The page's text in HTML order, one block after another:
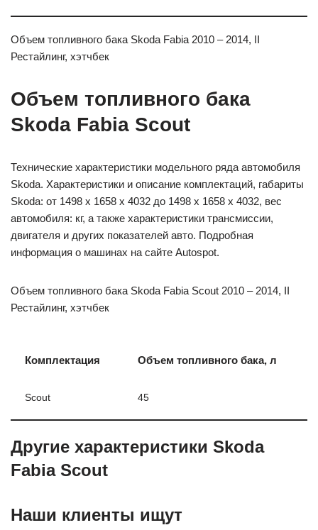
Объем топливного бака Skoda Fabia 2010 – 2014, II
Рестайлинг, хэтчбек
Объем топливного бака
Skoda Fabia Scout
Технические характеристики модельного ряда автомобиля
Skoda. Характеристики и описание комплектаций, габариты
Skoda: от 1498 x 1658 x 4032 до 1498 x 1658 x 4032, вес
автомобиля: кг, а также характеристики трансмиссии,
двигателя и других показателей авто. Подробная
информация о машинах на сайте Autospot.
Объем топливного бака Skoda Fabia Scout 2010 – 2014, II
Рестайлинг, хэтчбек
Комплектация Объем топливного бака, л
Scout 45
Другие характеристики Skoda
Fabia Scout
Наши клиенты ищут